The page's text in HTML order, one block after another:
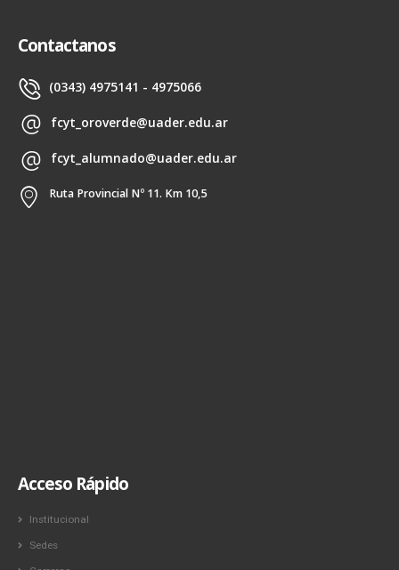
Contactanos
(0343) 4975141 - 4975066
fcyt_oroverde@uader.edu.ar
fcyt_alumnado@uader.edu.ar
Ruta Provincial Nº 11. Km 10,5
Acceso Rápido
Institucional
Sedes